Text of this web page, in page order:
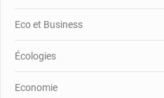
Eco et Business
Écologies
Economie